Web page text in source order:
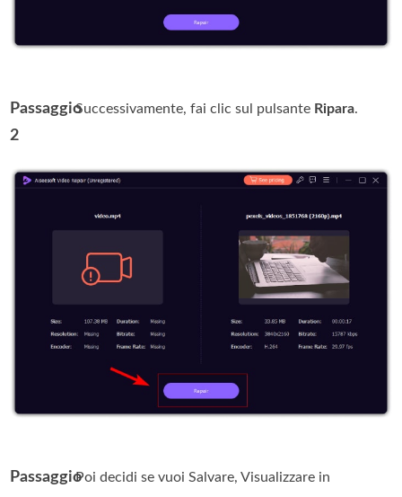
Passaggio
2
. Successivamente, fai clic sul pulsante Ripara.
Passaggio. Poi decidi se vuoi Salvare, Visualizzare in